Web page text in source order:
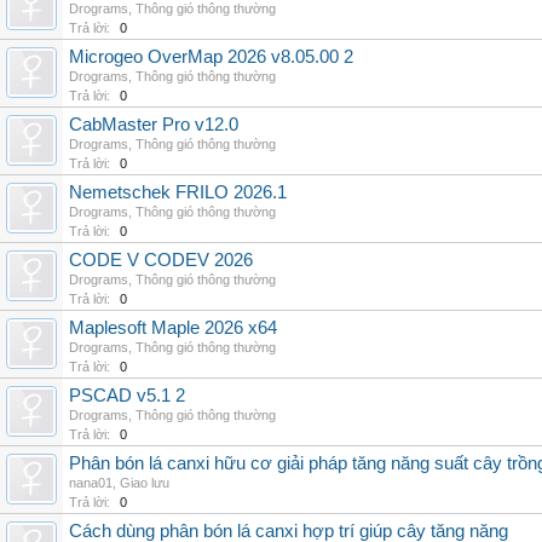
Drograms Thông gió thông thường
Trả lời:
0
Microgeo OverMap 2026 v8.05.00 2
Drograms Thông gió thông thường
Trả lời:
0
CabMaster Pro v12.0
Drograms Thông gió thông thường
Trả lời:
0
Nemetschek FRILO 2026.1
Drograms Thông gió thông thường
Trả lời:
0
CODE V CODEV 2026
Drograms Thông gió thông thường
Trả lời:
0
Maplesoft Maple 2026 x64
Drograms Thông gió thông thường
Trả lời:
0
PSCAD v5.1 2
Drograms Thông gió thông thường
Trả lời:
0
Phân bón lá canxi hữu cơ giải pháp tăng năng suất cây
nana01
Giao lưu
Trả lời:
0
Cách dùng phân bón lá canxi hợp trí giúp cây tăng năng